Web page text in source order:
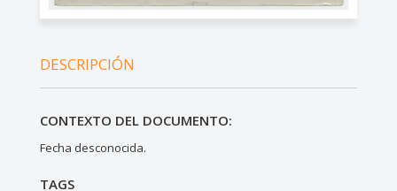
DESCRIPCIÓN
CONTEXTO DEL DOCUMENTO:
Fecha desconocida.
TAGS